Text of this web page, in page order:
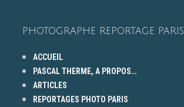
PHOTOGRAPHE REPORTAGE PARIS
ACCUEIL
PASCAL THERME, A PROPOS…
ARTICLES
REPORTAGES PHOTO PARIS